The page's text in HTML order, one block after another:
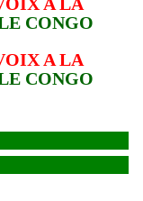
CONGO
A LA
CONGO